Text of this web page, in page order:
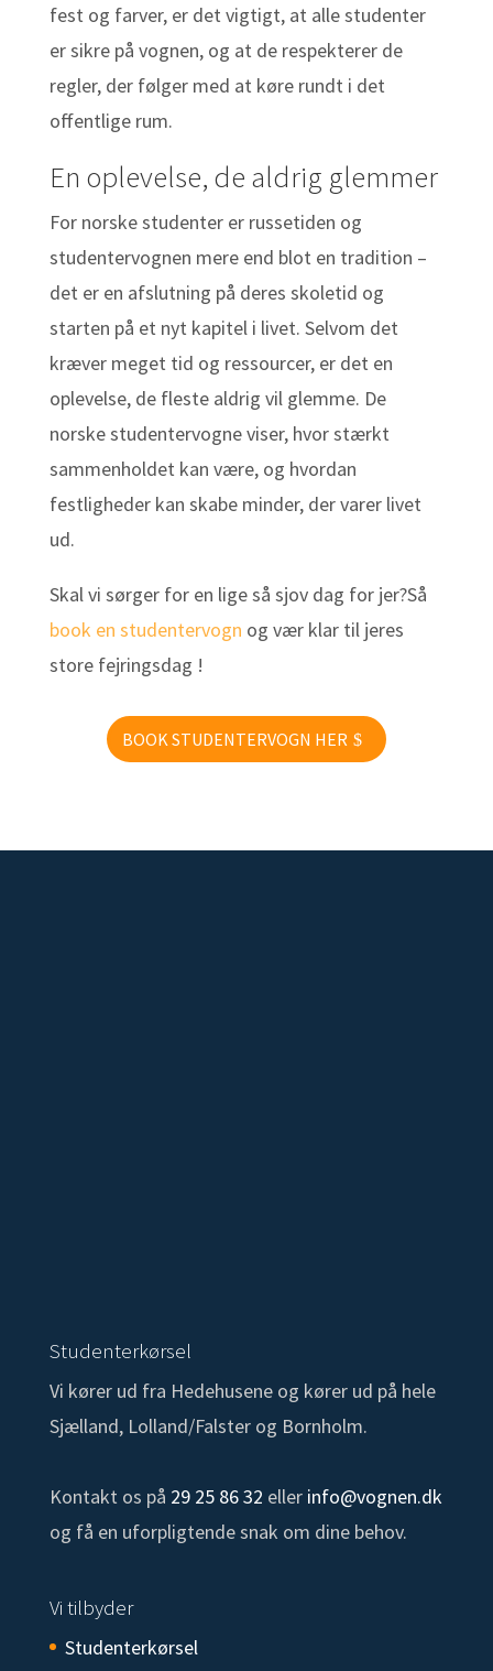
fest og farver, er det vigtigt, at alle studenter
er sikre på vognen, og at de respekterer de
regler, der følger med at køre rundt i det
offentlige rum.
En oplevelse, de aldrig glemmer
For norske studenter er russetiden og
studentervognen mere end blot en tradition –
det er en afslutning på deres skoletid og
starten på et nyt kapitel i livet. Selvom det
kræver meget tid og ressourcer, er det en
oplevelse, de fleste aldrig vil glemme. De
norske studentervogne viser, hvor stærkt
sammenholdet kan være, og hvordan
festligheder kan skabe minder, der varer livet
ud.
Skal vi sørger for en lige så sjov dag for jer?Så
book en studentervogn og vær klar til jeres
store fejringsdag !
BOOK STUDENTERVOGN HER
Studenterkørsel
Vi kører ud fra Hedehusene og kører ud på hele
Sjælland, Lolland/Falster og Bornholm.
Kontakt os på 29 25 86 32 eller info@vognen.dk
og få en uforpligtende snak om dine behov.
Vi tilbyder
Studenterkørsel